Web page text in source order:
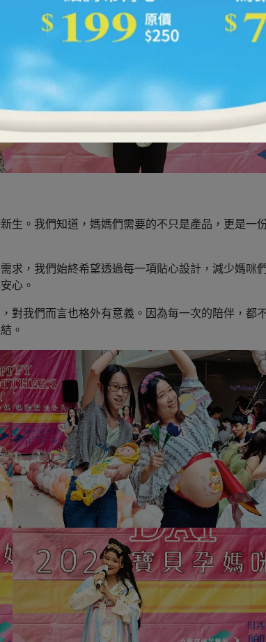
生。我們知道，媽媽們需要的不只是產品，更是一
求，我們始終希望透過每一項貼心設計，減少媽咪
心。
對我們而言也格外有意義。因為每一次的陪伴，都
。